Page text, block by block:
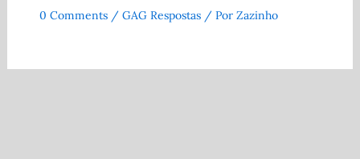
0 Comments / GAG Respostas/ Por Zazinho